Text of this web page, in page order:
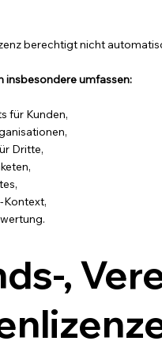
berechtigt nicht
insbesondere umfassen:
für Kunden,
Dritte,
Kontext,
,